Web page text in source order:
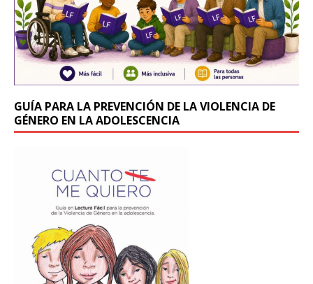
GUÍA PARA LA PREVENCIÓN DE LA VIOLENCIA DE
GÉNERO EN LA ADOLESCENCIA